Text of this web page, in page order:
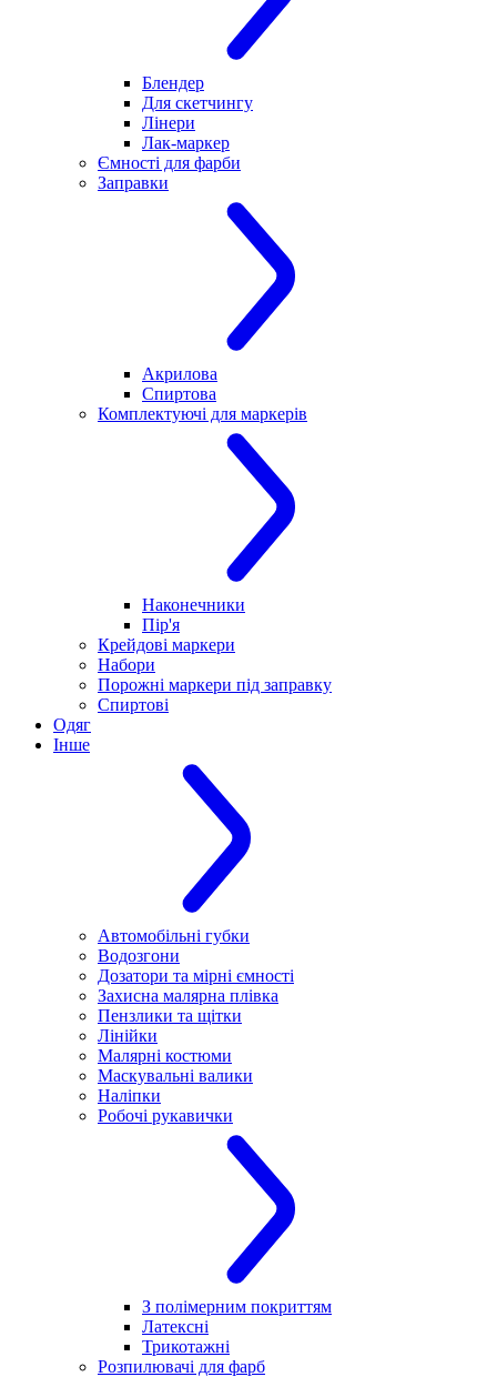
Блендер
Для скетчингу
Лінери
Лак-маркер
Ємності для фарби
Заправки
Акрилова
Спиртова
Комплектуючі для маркерів
Наконечники
Пір'я
Крейдові маркери
Набори
Порожні маркери під заправку
Спиртові
Одяг
Інше
Автомобільні губки
Водозгони
Дозатори та мірні ємності
Захисна малярна плівка
Пензлики та щітки
Лінійки
Малярні костюми
Маскувальні валики
Наліпки
Робочі рукавички
З полімерним покриттям
Латексні
Трикотажні
Розпилювачі для фарб